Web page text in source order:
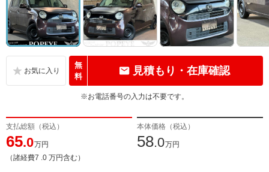
無
料
見積もり・在庫確認
※お電話番号の入力は不要です。
支払総額（税込）
65.0万円
（諸経費7 .0 万円含む）
本体価格（税込）
58.0万円